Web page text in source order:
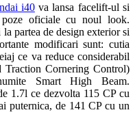
i40va lansa facelift-ul si
oficiale cu noul look.
partea de design exterior si
modificari sunt: cutia
ce va reduce considerabil
Traction Cornering Control)
Smart High Beam.
1.7l ce dezvolta 115 CP cu
puternica, de 141 CP cu un